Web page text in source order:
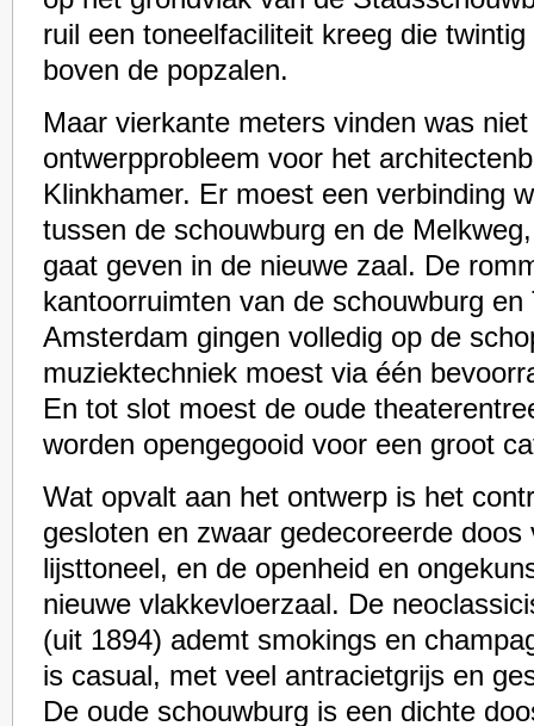
ruil een toneelfaciliteit kreeg die
boven de popzalen.
Maar vierkante meters vinden was
ontwerpprobleem voor het
Klinkhamer. Er moest een verbinding
tussen de schouwburg en de
gaat geven in de nieuwe zaal. De
kantoorruimten van de schouwburg en
Amsterdam gingen volledig op de
muziektechniek moest via één
En tot slot moest de oude
worden opengegooid voor een groot
Wat opvalt aan het ontwerp is het
gesloten en zwaar gedecoreerde doos
lijsttoneel, en de openheid en
nieuwe vlakkevloerzaal. De
(uit 1894) ademt smokings en
is casual, met veel antracietgrijs en
De oude schouwburg is een dichte